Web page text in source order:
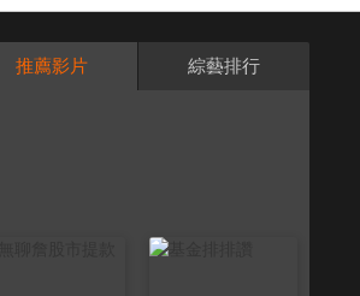
推薦影片 綜藝排行